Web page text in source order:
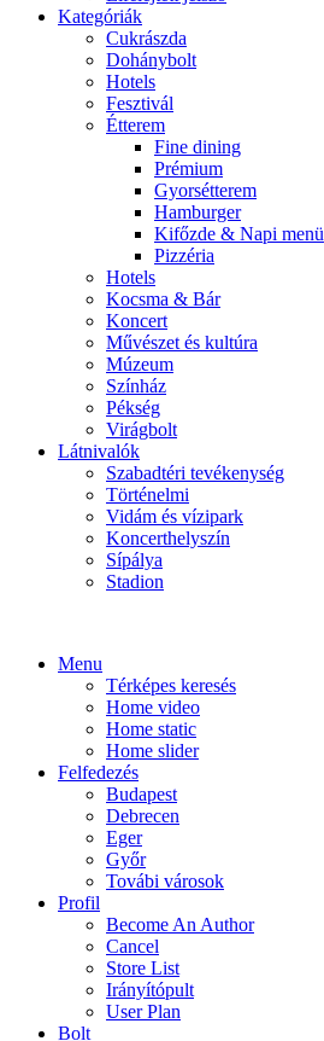
Kategóriák
Cukrászda
Dohánybolt
Hotels
Fesztivál
Étterem
Fine dining
Prémium
Gyorsétterem
Hamburger
Kifőzde & Napi menü
Pizzéria
Hotels
Kocsma & Bár
Koncert
Művészet és kultúra
Múzeum
Színház
Pékség
Virágbolt
Látnivalók
Szabadtéri tevékenység
Történelmi
Vidám és vízipark
Koncerthelyszín
Sípálya
Stadion
Menu
Térképes keresés
Home video
Home static
Home slider
Felfedezés
Budapest
Debrecen
Eger
Győr
Továbi városok
Profil
Become An Author
Cancel
Store List
Irányítópult
User Plan
Bolt